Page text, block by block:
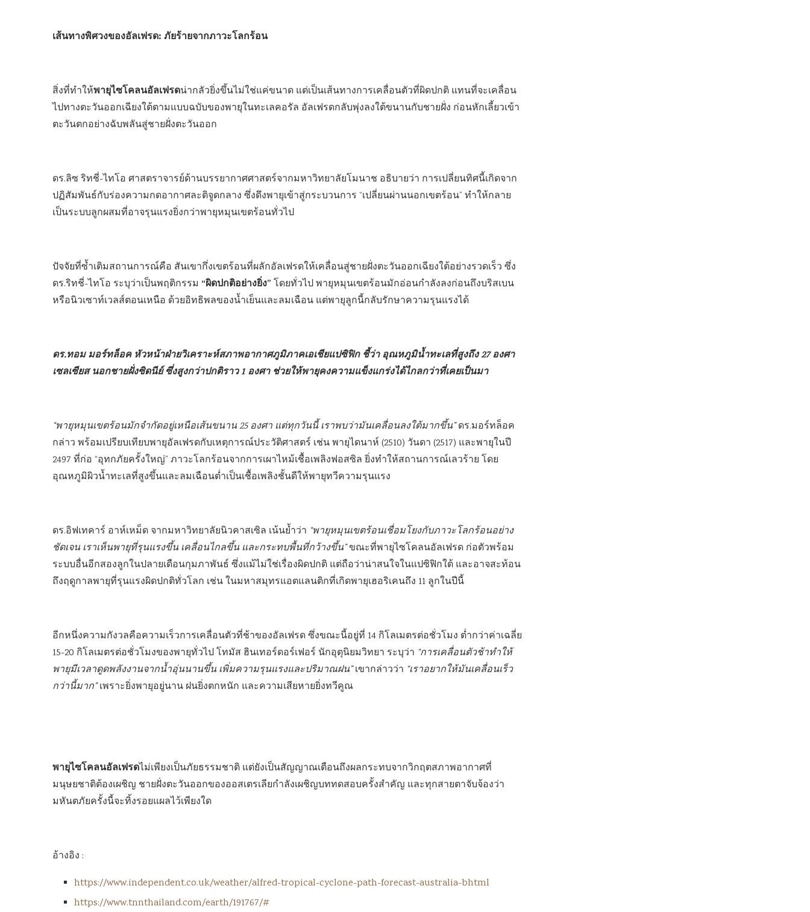
เส้นทางพิศวงของอัลเฟรด: ภัยร้ายจากภาวะโลกร้อน
สิ่งที่ทำให้พายุไซโคลนอัลเฟรดน่ากลัวยิ่งขึ้นไม่ใช่แค่ขนาด แต่เป็นเส้นทางการเคลื่อนตัวที่ผิดปกติ แทนที่จะเคลื่อน
ไปทางตะวันออกเฉียงใต้ตามแบบฉบับของพายุในทะเลคอรัล อัลเฟรดกลับพุ่งลงใต้ขนานกับชายฝั่ง ก่อนหักเลี้ยวเข้า
ตะวันตกอย่างฉับพลันสู่ชายฝั่งตะวันออก
ดร.ลิซ ริทชี่-ไทโอ ศาสตราจารย์ด้านบรรยากาศศาสตร์จากมหาวิทยาลัยโมนาช อธิบายว่า การเปลี่ยนทิศนี้เกิดจาก
ปฏิสัมพันธ์กับร่องความกดอากาศละติจูดกลาง ซึ่งดึงพายุเข้าสู่กระบวนการ “เปลี่ยนผ่านนอกเขตร้อน” ทำให้กลาย
เป็นระบบลูกผสมที่อาจรุนแรงยิ่งกว่าพายุหมุนเขตร้อนทั่วไป
ปัจจัยที่ซ้ำเติมสถานการณ์คือ สันเขากึ่งเขตร้อนที่ผลักอัลเฟรดให้เคลื่อนสู่ชายฝั่งตะวันออกเฉียงใต้อย่างรวดเร็ว ซึ่ง
ดร.ริทชี่-ไทโอ ระบุว่าเป็นพฤติกรรม “ผิดปกติอย่างยิ่ง” โดยทั่วไป พายุหมุนเขตร้อนมักอ่อนกำลังลงก่อนถึงบริสเบน
หรือนิวเซาท์เวลส์ตอนเหนือ ด้วยอิทธิพลของน้ำเย็นและลมเฉือน แต่พายุลูกนี้กลับรักษาความรุนแรงได้
ดร.ทอม มอร์ทล็อค หัวหน้าฝ่ายวิเคราะห์สภาพอากาศภูมิภาคเอเชียแปซิฟิก ชี้ว่า อุณหภูมิน้ำทะเลที่สูงถึง 27 องศา
เซลเซียส นอกชายฝั่งซิดนีย์ ซึ่งสูงกว่าปกติราว 1 องศา ช่วยให้พายุคงความแข็งแกร่งได้ไกลกว่าที่เคยเป็นมา
“พายุหมุนเขตร้อนมักจำกัดอยู่เหนือเส้นขนาน 25 องศา แต่ทุกวันนี้ เราพบว่ามันเคลื่อนลงใต้มากขึ้น”ดร.มอร์ทล็อค
กล่าว พร้อมเปรียบเทียบพายุอัลเฟรดกับเหตุการณ์ประวัติศาสตร์ เช่น พายุไดนาห์ (2510) วันดา (2517) และพายุในปี
2497 ที่ก่อ “อุทกภัยครั้งใหญ่” ภาวะโลกร้อนจากการเผาไหม้เชื้อเพลิงฟอสซิล ยิ่งทำให้สถานการณ์เลวร้าย โดย
อุณหภูมิผิวน้ำทะเลที่สูงขึ้นและลมเฉือนต่ำเป็นเชื้อเพลิงชั้นดีให้พายุทวีความรุนแรง
ดร.อิฟเทคาร์ อาห์เหม็ด จากมหาวิทยาลัยนิวคาสเซิล เน้นย้ำว่า “พายุหมุนเขตร้อนเชื่อมโยงกับภาวะโลกร้อนอย่าง
ชัดเจน เราเห็นพายุที่รุนแรงขึ้น เคลื่อนไกลขึ้น และกระทบพื้นที่กว้างขึ้น”ขณะที่พายุไซโคลนอัลเฟรด ก่อตัวพร้อม
ระบบอื่นอีกสองลูกในปลายเดือนกุมภาพันธ์ ซึ่งแม้ไม่ใช่เรื่องผิดปกติ แต่ถือว่าน่าสนใจในแปซิฟิกใต้ และอาจสะท้อน
ถึงฤดูกาลพายุที่รุนแรงผิดปกติทั่วโลก เช่น ในมหาสมุทรแอตแลนติกที่เกิดพายุเฮอริเคนถึง 11 ลูกในปีนี้
อีกหนึ่งความกังวลคือความเร็วการเคลื่อนตัวที่ช้าของอัลเฟรด ซึ่งขณะนี้อยู่ที่ 14 กิโลเมตรต่อชั่วโมง ต่ำกว่าค่าเฉลี่ย
15-20 กิโลเมตรต่อชั่วโมงของพายุทั่วไป โทมัส ฮินเทอร์ดอร์เฟอร์ นักอุตุนิยมวิทยา ระบุว่า “การเคลื่อนตัวช้าทำให้
พายุมีเวลาดูดพลังงานจากน้ำอุ่นนานขึ้น เพิ่มความรุนแรงและปริมาณฝน”เขากล่าวว่า “เราอยากให้มันเคลื่อนเร็ว
กว่านี้มาก”เพราะยิ่งพายุอยู่นาน ฝนยิ่งตกหนัก และความเสียหายยิ่งทวีคูณ
พายุไซโคลนอัลเฟรดไม่เพียงเป็นภัยธรรมชาติ แต่ยังเป็นสัญญาณเตือนถึงผลกระทบจากวิกฤตสภาพอากาศที่
มนุษยชาติต้องเผชิญ ชายฝั่งตะวันออกของออสเตรเลียกำลังเผชิญบททดสอบครั้งสำคัญ และทุกสายตาจับจ้องว่า
มหันตภัยครั้งนี้จะทิ้งรอยแผลไว้เพียงใด
อ้างอิง :
https://www.independent.co.uk/weather/alfred-tropical-cyclone-path-forecast-australia-bhtml
https://www.tnnthailand.com/earth/191767/#